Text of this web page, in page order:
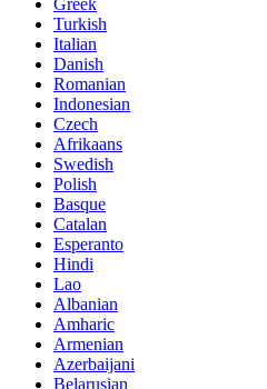
Turkish
Italian
Danish
Romanian
Indonesian
Czech
Afrikaans
Swedish
Polish
Basque
Catalan
Esperanto
Hindi
Lao
Albanian
Amharic
Armenian
Azerbaijani
Belarusian